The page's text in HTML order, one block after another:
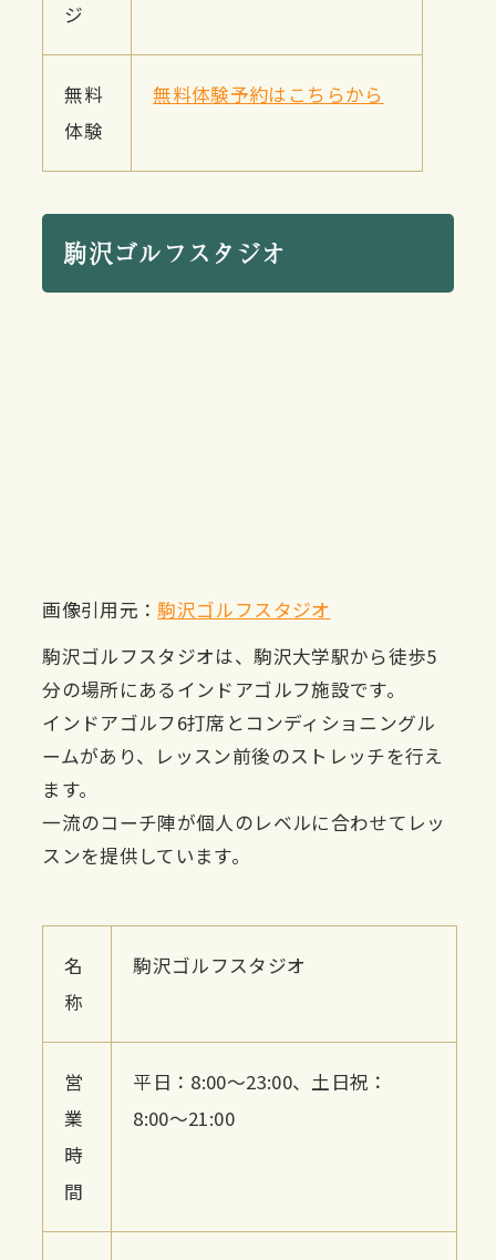
ジ
無料
体験
無料体験予約はこちらから
駒沢ゴルフスタジオ
画像引用元：駒沢ゴルフスタジオ
駒沢ゴルフスタジオは、駒沢大学駅から徒歩5
分の場所にあるインドアゴルフ施設です。
インドアゴルフ6打席とコンディショニングル
ームがあり、レッスン前後のストレッチを行え
ます。
一流のコーチ陣が個人のレベルに合わせてレッ
スンを提供しています。
名
称
駒沢ゴルフスタジオ
営
業
時
間
平日：8:00〜23:00、土日祝：
8:00〜21:00